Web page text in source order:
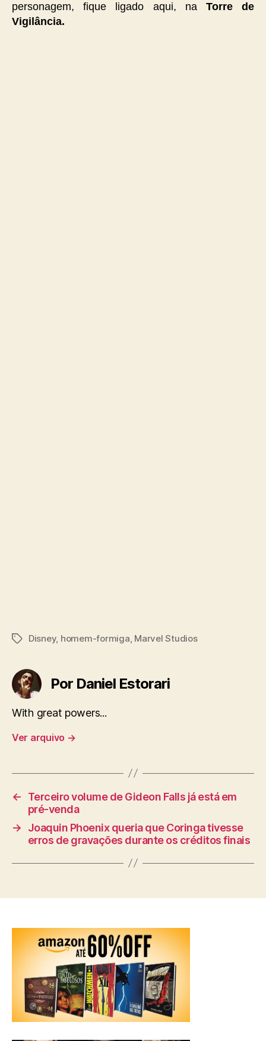
personagem, fique ligado aqui, na Torre de
Vigilância.
TagsDisney, homem-formiga, Marvel Studios
Por Daniel Estorari
With great powers...
Ver arquivo →
←
Terceiro volume de Gideon Falls já está em
pré-venda
→
Joaquin Phoenix queria que Coringa tivesse
erros de gravações durante os créditos finais